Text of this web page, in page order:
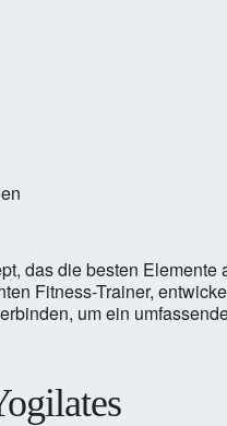
das die besten Elemente
Fitness-Trainer,
um ein